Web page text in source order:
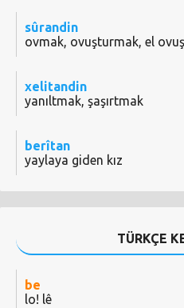
sûrandin
ovmak, ovuşturmak, el
xelitandin
yanıltmak, şaşırtmak
berîtan
yaylaya giden kız
TÜRKÇE
be
lo! lê